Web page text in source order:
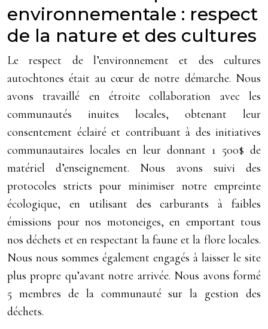
environnementale : respect
de la nature et des cultures
Le respect de l’environnement et des cultures
autochtones était au cœur de notre démarche. Nous
avons travaillé en étroite collaboration avec les
communautés inuites locales, obtenant leur
consentement éclairé et contribuant à des initiatives
communautaires locales en leur donnant 1 500$ de
matériel d’enseignement. Nous avons suivi des
protocoles stricts pour minimiser notre empreinte
écologique, en utilisant des carburants à faibles
émissions pour nos motoneiges, en emportant tous
nos déchets et en respectant la faune et la flore locales.
Nous nous sommes également engagés à laisser le site
plus propre qu’avant notre arrivée. Nous avons formé
5 membres de la communauté sur la gestion des
déchets.